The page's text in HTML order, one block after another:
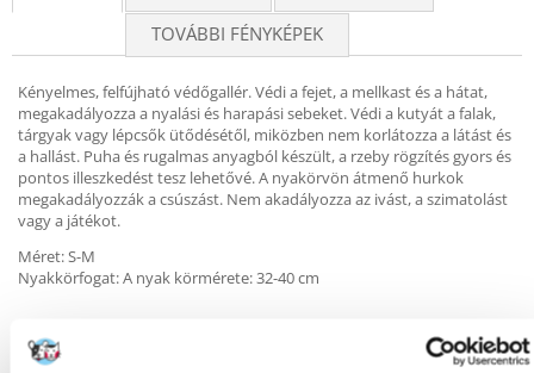
TOVÁBBI FÉNYKÉPEK
Kényelmes, felfújható védőgallér. Védi a fejet, a mellkast és a hátat,
megakadályozza a nyalási és harapási sebeket. Védi a kutyát a falak,
tárgyak vagy lépcsők ütődésétől, miközben nem korlátozza a látást és
a hallást. Puha és rugalmas anyagból készült, a rzeby rögzítés gyors és
pontos illeszkedést tesz lehetővé. A nyakörvön átmenő hurkok
megakadályozzák a csúszást. Nem akadályozza az ivást, a szimatolást
vagy a játékot.
Méret: S-M
Nyakkörfogat: A nyak körmérete: 32-40 cm